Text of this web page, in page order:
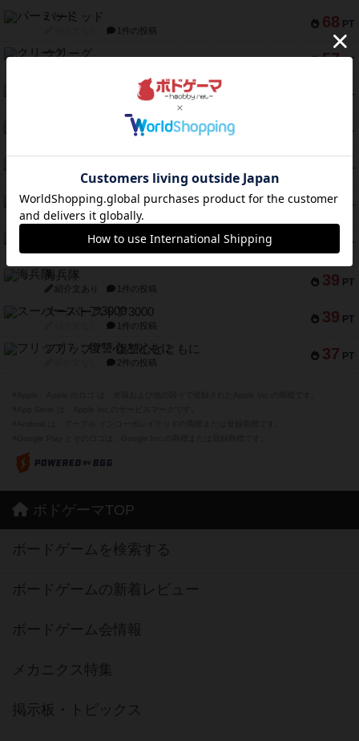
68 PT
パーミッド
1件の投稿
57 PT
クリーグ
PT
セミファイナル ～お前はまだ生きている～
1件の投稿
PT
ふたつの街の物語
PT
紹介文あり 4件の投稿
42 PT
とうほうの！
紹介文なし 1件の投稿
PT
スターマイン・ラミー ポケット
紹介文あり 2件の投稿
39 PT
海兵隊
紹介文あり 1件の投稿
39 PT
スーパーストア3000
1件の投稿
37 PT
フリップ７：復讐心とともに
2件の投稿
ボドゲーマTOP
ボードゲームを検索する
ボードゲームの新着レビュー
ボードゲーム会情報
メカニクス特集
掲示板・トピックス